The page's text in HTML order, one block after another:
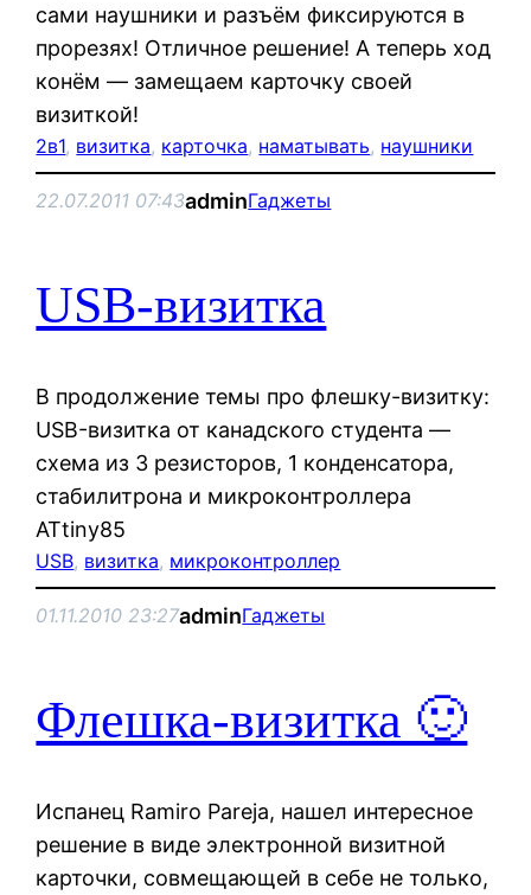
сами наушники и разъём фиксируются в
прорезях! Отличное решение! А теперь ход
конём — замещаем карточку своей
визиткой!
2в1, визитка, карточка, наматывать, наушники
22.07.2011 07:43adminГаджеты
USB-визитка
В продолжение темы про флешку-визитку:
USB-визитка от канадского студента —
схема из 3 резисторов, 1 конденсатора,
cтабилитрона и микроконтроллера
ATtiny85
USB, визитка, микроконтроллер
01.11.2010 23:27adminГаджеты
Флешка-визитка 🙂
Испанец Ramiro Pareja, нашел интересное
решение в виде электронной визитной
карточки, совмещающей в себе не только,